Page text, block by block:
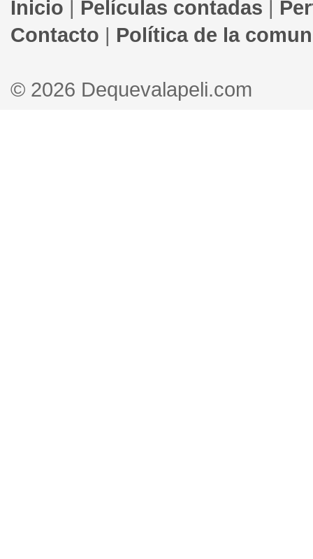
Inicio | Películas contadas |
Contacto | Política de la
© 2026 Dequevalapeli.com